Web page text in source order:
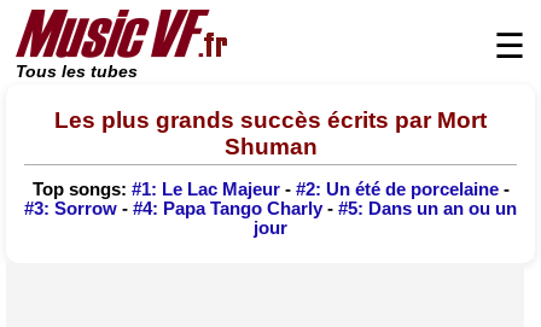
Tous les tubes
☰
Les plus grands succès écrits par Mort
Shuman
Top songs: #1: Le Lac Majeur- #2: Un été de porcelaine-
#3: Sorrow - #4: Papa Tango Charly - #5: Dans un an ou un
jour